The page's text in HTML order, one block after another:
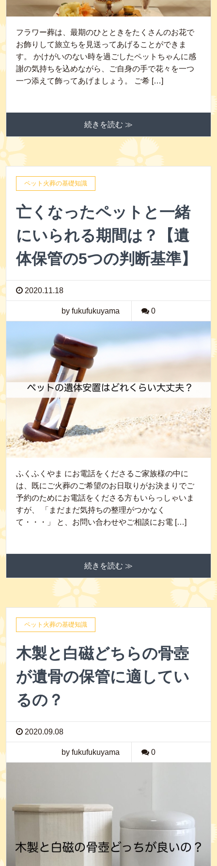
フラワー葬は、最期のひとときをたくさんのお花で
お飾りして旅立ちを見送ってあげることができま
す。 かけがいのない時を過ごしたペットちゃんに感
謝の気持ちを込めながら、ご自身の手で花々を一つ
一つ添えて飾ってあげましょう。 ご希 […]
続きを読む ≫
ペット火葬の基礎知識
亡くなったペットと一緒
にいられる期間は？【遺
体保管の5つの判断基準】
2020.11.18
by fukufukuyama 0
ふくふくやま にお電話をくださるご家族様の中に
は、既にご火葬のご希望のお日取りがお決まりでご
予約のためにお電話をくださる方もいらっしゃいま
すが、 「まだまだ気持ちの整理がつかなく
て・・・」 と、お問い合わせやご相談にお電 […]
続きを読む ≫
ペット火葬の基礎知識
木製と白磁どちらの骨壺
が遺骨の保管に適してい
るの？
2020.09.08
by fukufukuyama 0